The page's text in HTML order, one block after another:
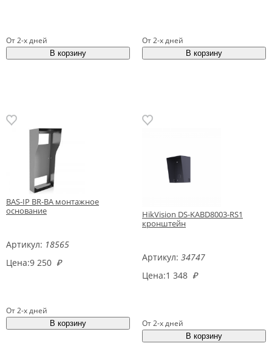
От 2-х дней От 2-х дней
BAS-IP BR-BA монтажное
основание
Артикул: 18565
Цена:9 250 ₽
От 2-х дней
HikVision DS-KABD8003-RS1
кронштейн
Артикул: 34747
Цена:1 348 ₽
От 2-х дней